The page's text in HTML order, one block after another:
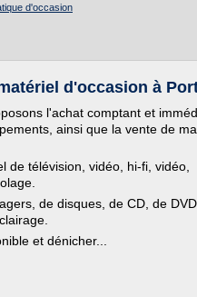
d'occasion
d'occasion à
l'achat comptant et
ainsi que la vente de
de télévision, vidéo, hi-fi, vidéo,
de disques, de CD, de
et dénicher...